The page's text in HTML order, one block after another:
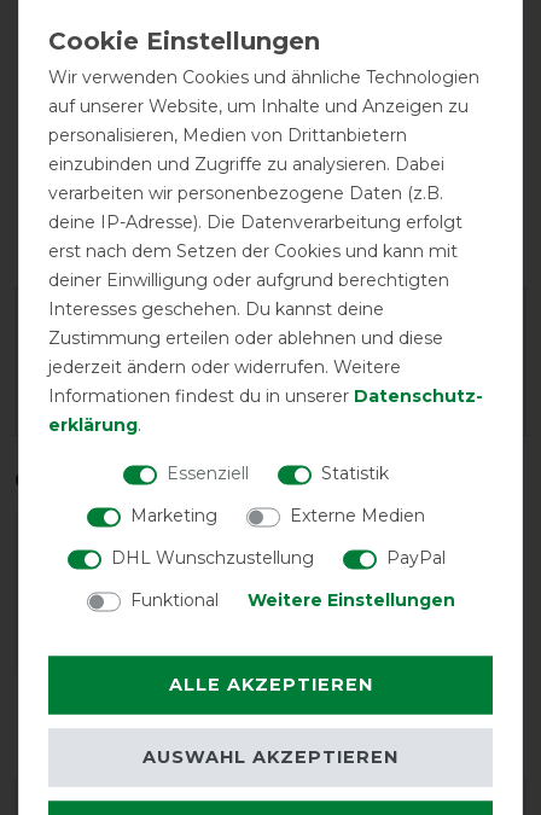
Nachhaltig
hergestellt
Geld-Zurück-Garantie
Herstellergarantie
Qualitätsstufen
Reißfestigkeit Wasserdichtigkeit
Wir verwenden Cookies und ähnliche Technologien
auf unserer Website, um Inhalte und Anzeigen zu
personalisieren, Medien von Drittanbietern
einzubinden und Zugriffe zu analysieren. Dabei
verarbeiten wir personenbezogene Daten (z.B.
deine IP-Adresse). Die Datenverarbeitung erfolgt
erst nach dem Setzen der Cookies und kann mit
deiner Einwilligung oder aufgrund berechtigten
Interesses geschehen. Du kannst deine
Zustimmung erteilen oder ablehnen und diese
jederzeit ändern oder widerrufen. Weitere
Informationen findest du in unserer Daten­schutz­
erklärung.
Essenziell
Statistik
Marketing
Externe Medien
DHL Wunschzustellung
PayPal
Funktional
Weitere Einstellungen
ALLE AKZEPTIEREN
AUSWAHL AKZEPTIEREN